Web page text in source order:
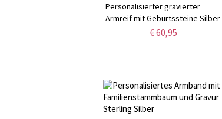
Personalisierter gravierter
Armreif mit Geburtssteine Silber
€ 60,95